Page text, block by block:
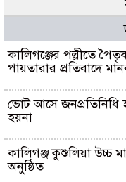
অধীনস্থ
বিসিজি
আউটপোস্ট
বাংলাদেশ
পুলিশ এর
খুলনার
নলিয়ান
কালিগঞ্জের পল্লীতে
পায়তারার প্রতিবাদে
ভোট আসে জনপ্রতিনিধি
হয়না
কালিগঞ্জ কুশুলিয়া উচ্চ
অনুষ্ঠিত